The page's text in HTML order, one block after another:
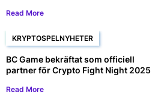
Read More
KRYPTOSPELNYHETER
BC Game bekräftat som officiell
partner för Crypto Fight Night 2025
Read More